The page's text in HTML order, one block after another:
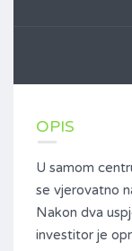
OPIS
U samom
se vjerovatno
Nakon dva
investitor je